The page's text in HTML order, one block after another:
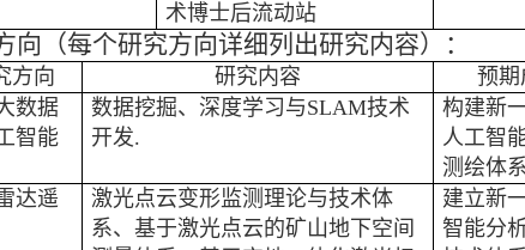
术博士后流动站
向（每个研究方向详细列出研究内容）：
方向 研究内容
预期
数据
智能
数据挖掘、深度学习与SLAM技术
开发.
构建新
人工智
测绘体
达遥
激光点云变形监测理论与技术体
系、基于激光点云的矿山地下空间
建立新
智能分